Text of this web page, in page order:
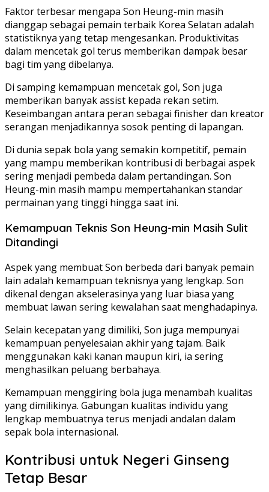
Faktor terbesar mengapa Son Heung-min masih
dianggap sebagai pemain terbaik Korea Selatan adalah
statistiknya yang tetap mengesankan. Produktivitas
dalam mencetak gol terus memberikan dampak besar
bagi tim yang dibelanya.
Di samping kemampuan mencetak gol, Son juga
memberikan banyak assist kepada rekan setim.
Keseimbangan antara peran sebagai finisher dan kreator
serangan menjadikannya sosok penting di lapangan.
Di dunia sepak bola yang semakin kompetitif, pemain
yang mampu memberikan kontribusi di berbagai aspek
sering menjadi pembeda dalam pertandingan. Son
Heung-min masih mampu mempertahankan standar
permainan yang tinggi hingga saat ini.
Kemampuan Teknis Son Heung-min Masih Sulit
Ditandingi
Aspek yang membuat Son berbeda dari banyak pemain
lain adalah kemampuan teknisnya yang lengkap. Son
dikenal dengan akselerasinya yang luar biasa yang
membuat lawan sering kewalahan saat menghadapinya.
Selain kecepatan yang dimiliki, Son juga mempunyai
kemampuan penyelesaian akhir yang tajam. Baik
menggunakan kaki kanan maupun kiri, ia sering
menghasilkan peluang berbahaya.
Kemampuan menggiring bola juga menambah kualitas
yang dimilikinya. Gabungan kualitas individu yang
lengkap membuatnya terus menjadi andalan dalam
sepak bola internasional.
Kontribusi untuk Negeri Ginseng
Tetap Besar